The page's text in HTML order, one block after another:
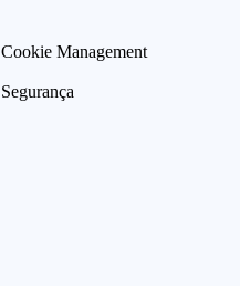
Cookie Management
Segurança